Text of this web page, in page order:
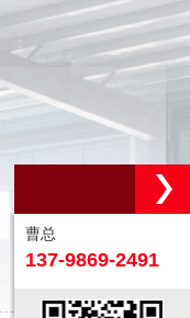
曹总
137-9869-2491